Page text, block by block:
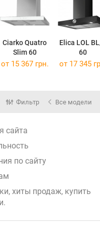
Ciarko Quatro
Slim 60
Elica LOL
60
от 15 367 грн. от 17 345
Фильтр Все модели
сайта
по сайту
хиты продаж, купить
.